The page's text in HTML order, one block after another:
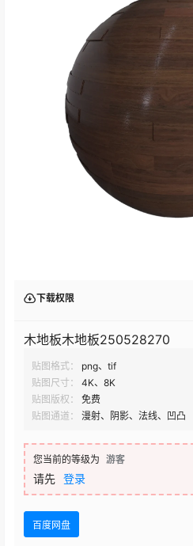
下载权限
木地板木地板250528270
贴图格式：
png、tif
贴图尺寸：
4K、8K
贴图版权：
免费
贴图通道：
漫射、阴影、法线、凹凸
您当前的等级为 游客
请先 登录
百度网盘